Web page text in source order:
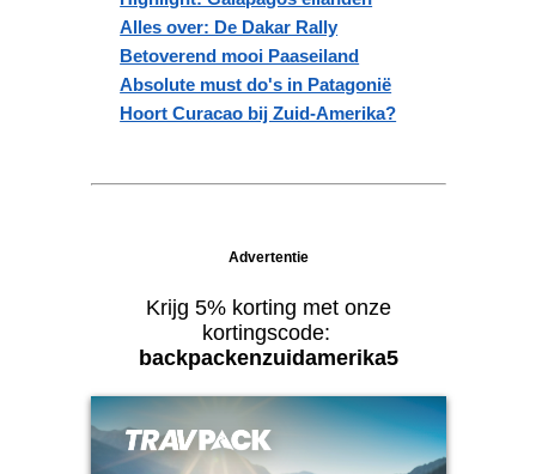
Alles over: De Dakar Rally
Betoverend mooi Paaseiland
Absolute must do's in Patagonië
Hoort Curacao bij Zuid-Amerika?
Advertentie
Krijg 5% korting met onze
kortingscode:
backpackenzuidamerika5